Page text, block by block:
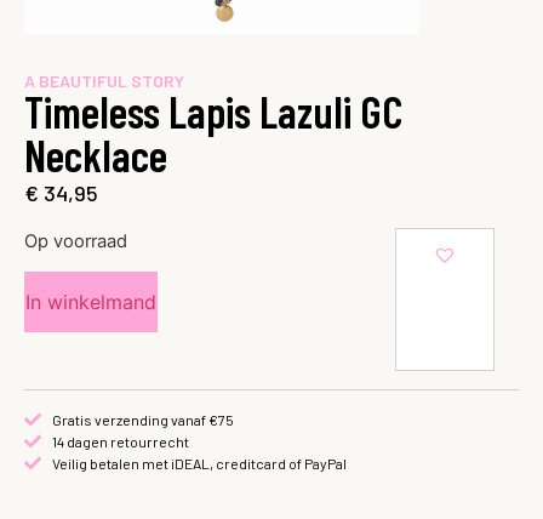
A BEAUTIFUL STORY
Timeless Lapis Lazuli GC
Necklace
€ 34,95
Op voorraad
In winkelmand
Gratis verzending vanaf €75
14 dagen retourrecht
Veilig betalen met iDEAL, creditcard of PayPal